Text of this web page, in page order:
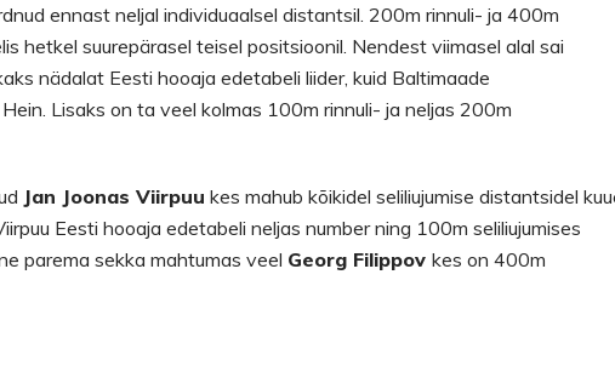
ennast neljal individuaalsel distantsil. 200m rinnuli- ja 400m
hetkel suurepärasel teisel positsioonil. Nendest viimasel alal sai
nädalat Eesti hooaja edetabeli liider, kuid Baltimaade
Lisaks on ta veel kolmas 100m rinnuli- ja neljas 200m
Jan Joonas Viirpuu kes mahub kõikidel seliliujumise distantsidel
Eesti hooaja edetabeli neljas number ning 100m seliliujumises
parema sekka mahtumas veel Georg Filippovkes on 400m